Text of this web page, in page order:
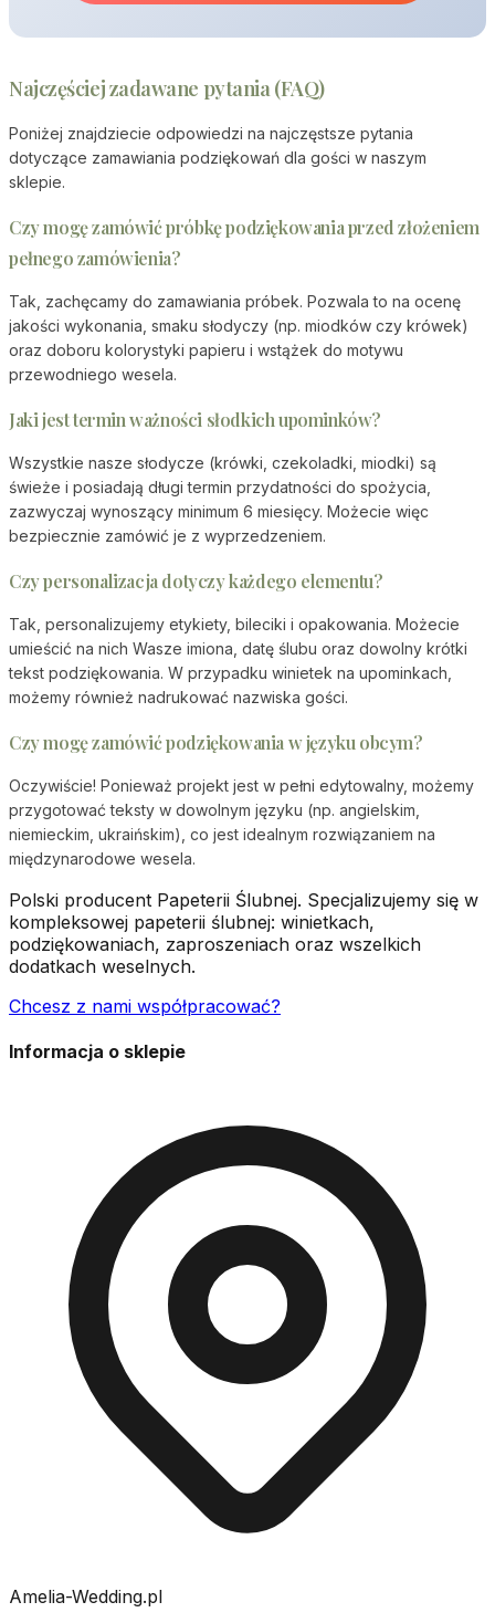
Najczęściej zadawane pytania (FAQ)
Poniżej znajdziecie odpowiedzi na najczęstsze pytania
dotyczące zamawiania podziękowań dla gości w naszym
sklepie.
Czy mogę zamówić próbkę podziękowania przed złożeniem
pełnego zamówienia?
Tak, zachęcamy do zamawiania próbek. Pozwala to na ocenę
jakości wykonania, smaku słodyczy (np. miodków czy krówek)
oraz doboru kolorystyki papieru i wstążek do motywu
przewodniego wesela.
Jaki jest termin ważności słodkich upominków?
Wszystkie nasze słodycze (krówki, czekoladki, miodki) są
świeże i posiadają długi termin przydatności do spożycia,
zazwyczaj wynoszący minimum 6 miesięcy. Możecie więc
bezpiecznie zamówić je z wyprzedzeniem.
Czy personalizacja dotyczy każdego elementu?
Tak, personalizujemy etykiety, bileciki i opakowania. Możecie
umieścić na nich Wasze imiona, datę ślubu oraz dowolny krótki
tekst podziękowania. W przypadku winietek na upominkach,
możemy również nadrukować nazwiska gości.
Czy mogę zamówić podziękowania w języku obcym?
Oczywiście! Ponieważ projekt jest w pełni edytowalny, możemy
przygotować teksty w dowolnym języku (np. angielskim,
niemieckim, ukraińskim), co jest idealnym rozwiązaniem na
międzynarodowe wesela.
Polski producent Papeterii Ślubnej. Specjalizujemy się w
kompleksowej papeterii ślubnej: winietkach,
podziękowaniach, zaproszeniach oraz wszelkich
dodatkach weselnych.
Chcesz z nami współpracować?
Informacja o sklepie
Amelia-Wedding.pl